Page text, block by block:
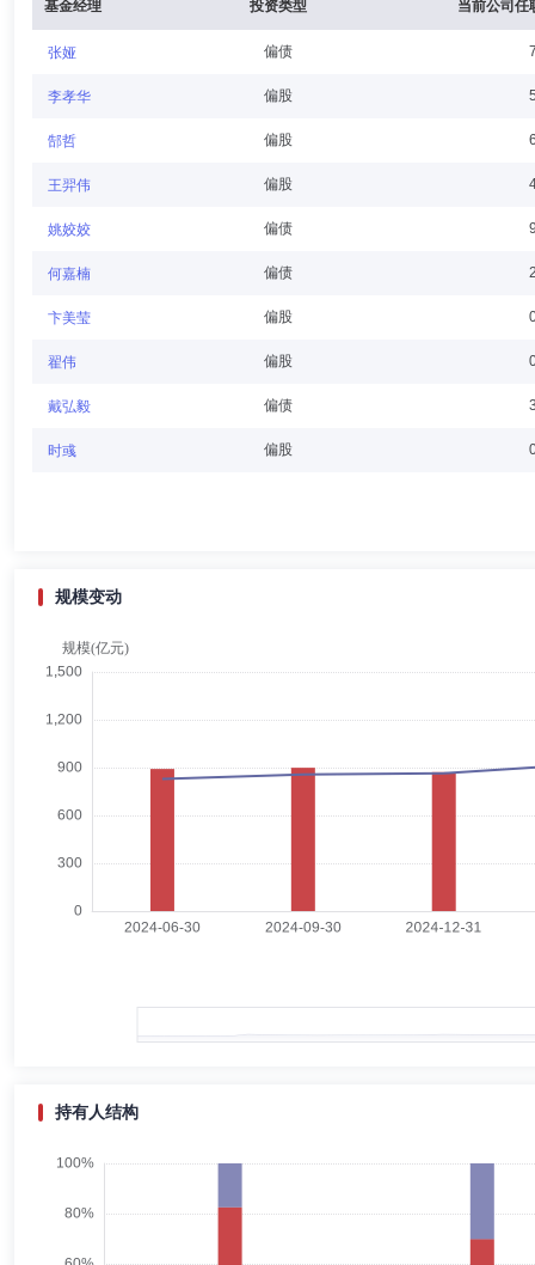
林伟 学历：本科
林伟先生：党委委员、总经理助理，安徽巢湖人，中共党员，大学学
党支部第一书记）；2010年6月起，任巢湖市委政策研究室副主任、西
部筹备组正处级领导干部；2017年4月起，任安徽团省委少年部调研员
展和权益维护部部长；2020年4月起，任安徽省信用融资担保集团党建
起，任安徽省信用担保集团人力资源部（党委组织部）总经理。2021
员；2023年1月起，任安徽省信用融资担保集团党委委员、总经理助理。
吴海峰 任职日期：2025-12-25
吴海峰：华富基金管理有限公司独立董事。
李志青 任职日期：2025-12-25
蒋翠清：华富基金管理有限公司独立董事。
宏观量化中心总经理。2017年4月加入华富基金管理有限公司，自
林之懿女士：硕士研究生学历。2009年7月加入华富基金管理有限公
限公司市场营销部任职，2015年至2023年任平安基金管理有限公司渠
基金经理 投资类型 当前公司任
张娅 偏债
李孝华 偏股
郜哲 偏股
王羿伟 偏股
姚姣姣 偏债
何嘉楠 偏债
卞美莹 偏股
翟伟 偏股
戴弘毅 偏债
时彧 偏股
规模变动
持有人结构